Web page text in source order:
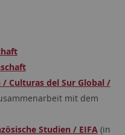
Culturas del Sur Global /
mit dem
Studien / EIFA (in